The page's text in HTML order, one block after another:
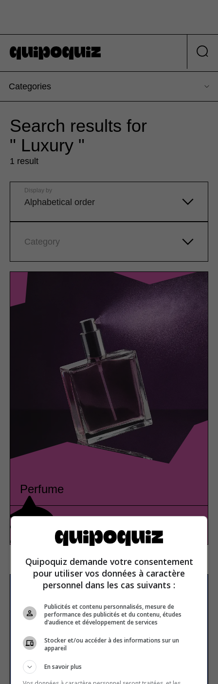
Categories
Search results for
" Luxury "
1 result
Alphabetical order
Display by
Category
Perfume
newsletter
Email address
SUBSCRIBE
Quipoquiz demande votre consentement
pour utiliser vos données à caractère
personnel dans les cas suivants :
Publicités et contenu personnalisés, mesure de
performance des publicités et du contenu, études
d’audience et développement de services
Stocker et/ou accéder à des informations sur un
appareil
En savoir plus